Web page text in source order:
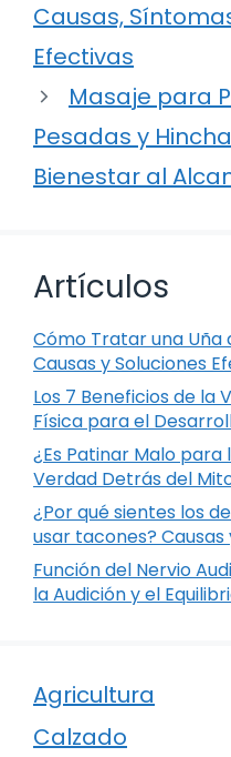
Causas,
Efectivas
Masaje para
Pesadas y
Bienestar al
Artículos
Cómo Tratar una Uña
Causas y Soluciones
Los 7 Beneficios de la
Física para el
¿Es Patinar Malo para
Verdad Detrás del
¿Por qué sientes los
usar tacones? Causas
Función del Nervio
la Audición y el
Agricultura
Calzado